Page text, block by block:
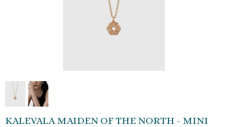
KALEVALA MAIDEN OF THE NORTH - MINI